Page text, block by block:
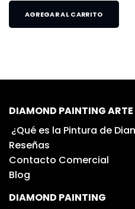
AGREGAR AL CARRITO
DIAMOND PAINTING ARTE
¿Qué es la Pintura de
Reseñas
Contacto Comercial
Blog
DIAMOND PAINTING